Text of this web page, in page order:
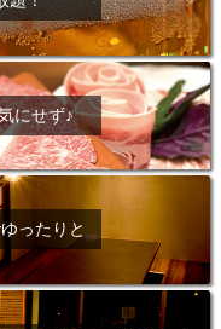
にせず♪
ったりと